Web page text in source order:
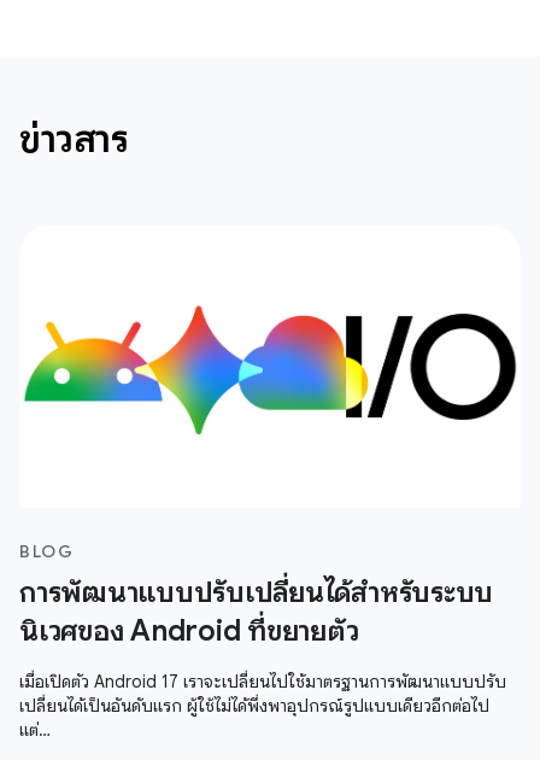
ข่าวสาร
BLOG
การพัฒนาแบบปรับเปลี่ยนได้สำหรับระบบ
นิเวศของ Android ที่ขยายตัว
เมื่อเปิดตัว Android 17 เราจะเปลี่ยนไปใช้มาตรฐานการพัฒนาแบบปรับ
เปลี่ยนได้เป็นอันดับแรก ผู้ใช้ไม่ได้พึ่งพาอุปกรณ์รูปแบบเดียวอีกต่อไป
แต่…